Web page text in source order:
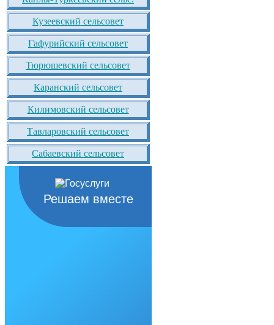
Кузеевский сельсовет
Гафурийский сельсовет
Тюрюшевский сельсовет
Каранский сельсовет
Килимовский сельсовет
Тавларовский сельсовет
Сабаевский сельсовет
Решаем вместе